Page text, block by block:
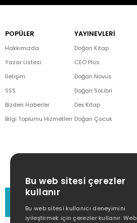
POPÜLER
Hakkımızda
Yazar Listesi
İletişim
SSS
Bizden Haberler
Bilgi Toplumu Hizmetleri
YAYINEVLERİ
Doğan Kitap
CEO Plus
Doğan Novus
Doğan SoLibri
Dex Kitap
Doğan Çocuk
MÜŞTERİ HİZMETLERİ
(0212) 373 77 00
Bu web sitesi çerezler
kullanır
Bu web sitesi kullanıcı deneyimini
iyileştirmek için çerezler kullanır. Web